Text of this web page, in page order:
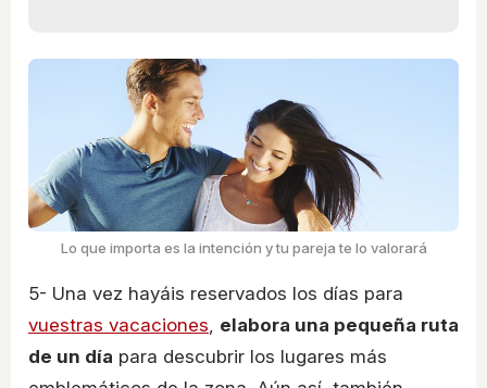
Lo que importa es la intención y tu pareja te lo valorará
5- Una vez hayáis reservados los días para
vuestras vacaciones elabora una pequeña ruta
de un día para descubrir los lugares más